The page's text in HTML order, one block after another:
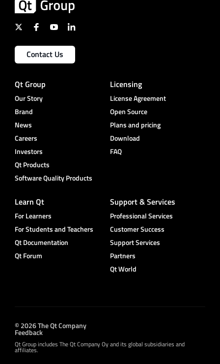
Contact Us
Qt Group
Our Story
Brand
News
Careers
Investors
Qt Products
Software Quality Products
Licensing
License Agreement
Open Source
Plans and pricing
Download
FAQ
Learn Qt
For Learners
For Students and Teachers
Qt Documentation
Qt Forum
Support & Services
Professional Services
Customer Success
Support Services
Partners
Qt World
© 2026 The Qt Company
Feedback
Qt Group includes The Qt Company Oy and its global subsidiaries and
affiliates.